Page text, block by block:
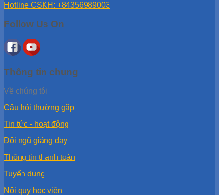
Hotline CSKH: +84356989003
Follow Us On
Thông tin chung
Về chúng tôi
Câu hỏi thường gặp
Tin tức - hoạt động
Đội ngũ giảng dạy
Thông tin thanh toán
Tuyển dụng
Nội quy học viên